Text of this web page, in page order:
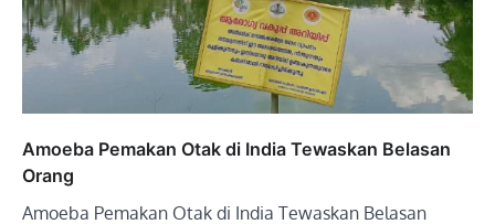
Amoeba Pemakan Otak di India Tewaskan Belasan
Orang
Amoeba Pemakan Otak di India Tewaskan Belasan